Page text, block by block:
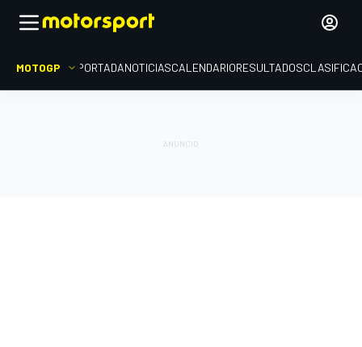
MOTOGP PORTADANOTICIASCALENDARIORESULTADOS